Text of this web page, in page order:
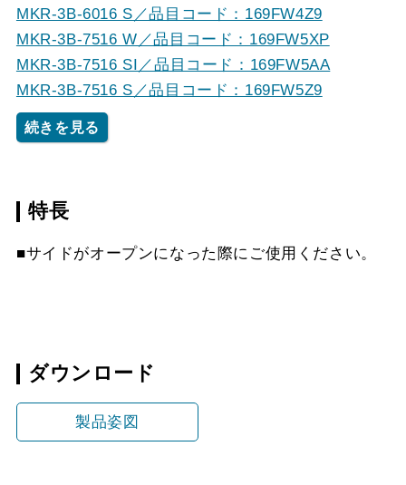
MKR-3B-6016 S／品目コード：169FW4Z9
MKR-3B-7516 W／品目コード：169FW5XP
MKR-3B-7516 SI／品目コード：169FW5AA
MKR-3B-7516 S／品目コード：169FW5Z9
続きを見る
特長
■サイドがオープンになった際にご使用ください。
ダウンロード
製品姿図